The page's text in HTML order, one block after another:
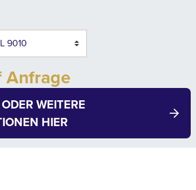
Anfrage
WEITERE
HIER